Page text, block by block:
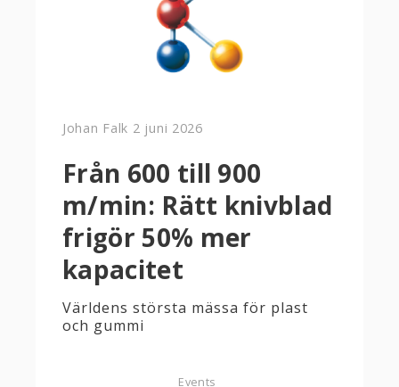
Johan Falk 2 juni 2026
Från 600 till 900
m/min: Rätt knivblad
frigör 50% mer
kapacitet
Världens största mässa för plast
och gummi
Events